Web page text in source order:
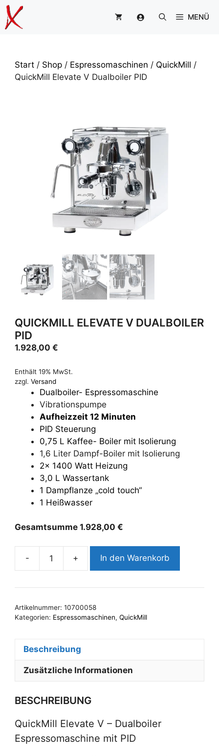
Zum
Inhalt
springen
MENÜ
Start / Shop / Espressomaschinen / QuickMill /
QuickMill Elevate V Dualboiler PID
QUICKMILL ELEVATE V DUALBOILER
PID
1.928,00 €
Enthält 19% MwSt.
zzgl. Versand
Dualboiler- Espressomaschine
Vibrationspumpe
Aufheizzeit 12 Minuten
PID Steuerung
0,75 L Kaffee- Boiler mit Isolierung
1,6 Liter Dampf-Boiler mit Isolierung
2x 1400 Watt Heizung
3,0 L Wassertank
1 Dampflanze „cold touch“
1 Heißwasser
Gesamtsumme 1.928,00 €
-
QuickMill
V
PID
+ In den Warenkorb
Artikelnummer: 10700058
Kategorien: Espressomaschinen, QuickMill
Beschreibung
Zusätzliche Informationen
BESCHREIBUNG
QuickMill Elevate V – Dualboiler
Espressomaschine mit PID